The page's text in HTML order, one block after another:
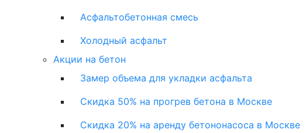
Асфальтобетонная смесь
Холодный асфальт
Акции на бетон
Замер объема для укладки асфальта
Скидка 50% на прогрев бетона в Москве
Скидка 20% на аренду бетононасоса в Москве